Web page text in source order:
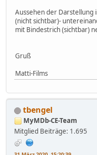
Aussehen der Darstellung
(nicht sichtbar)-
mit Bindestrich (sichtbar)
Gruß
Matti-Films
tbengel
MyMDb-CE-Team
Mitglied Beiträge: 1.695